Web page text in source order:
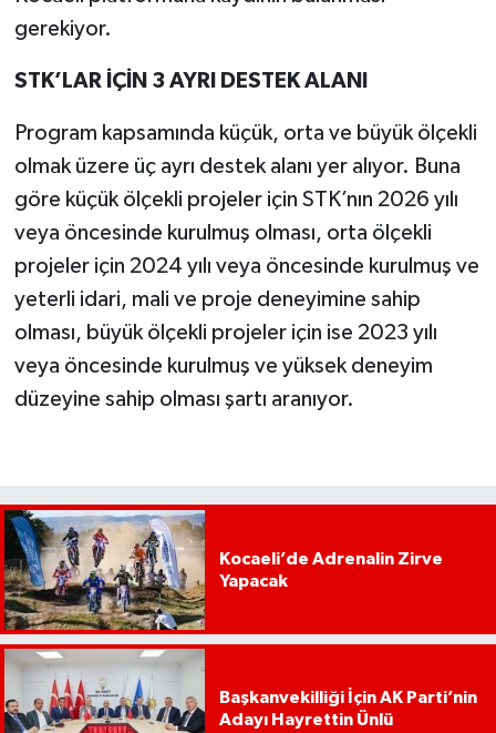
gerekiyor.
STK’LAR İÇİN 3 AYRI DESTEK ALANI
Program kapsamında küçük, orta ve büyük ölçekli
olmak üzere üç ayrı destek alanı yer alıyor. Buna
göre küçük ölçekli projeler için STK’nın 2026 yılı
veya öncesinde kurulmuş olması, orta ölçekli
projeler için 2024 yılı veya öncesinde kurulmuş ve
yeterli idari, mali ve proje deneyimine sahip
olması, büyük ölçekli projeler için ise 2023 yılı
veya öncesinde kurulmuş ve yüksek deneyim
düzeyine sahip olması şartı aranıyor.
Kocaeli’de Adrenalin Zirve
Yapacak
Başkanvekilliği İçin AK Parti’nin
Adayı Hayrettin Ünlü